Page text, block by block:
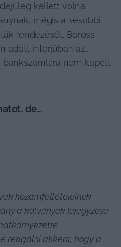
kellett volna
mégis a későbbi
rendezését. Boross
adott interjúban azt
bankszámlára nem kapott
de…
hozamfeltételeinek
a kötvények lejegyzése
reagálni akként, hogy a